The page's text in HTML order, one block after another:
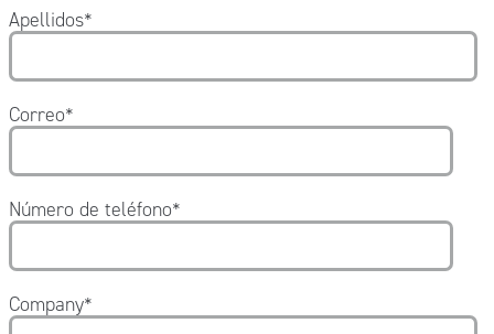
Apellidos*
Correo*
Número de teléfono*
Company*